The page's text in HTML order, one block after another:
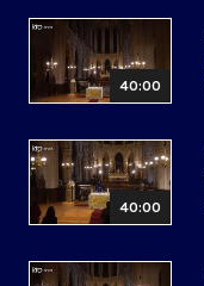
40:00
40:00